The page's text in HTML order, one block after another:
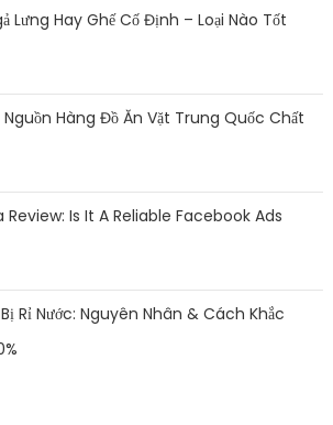
Lưng Hay Ghế Cố Định – Loại Nào Tốt
Hàng Đồ Ăn Vặt Trung Quốc Chất
Is It A Reliable Facebook Ads
Rỉ Nước: Nguyên Nhân & Cách Khắc